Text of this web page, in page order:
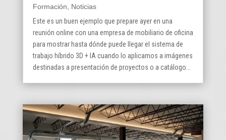
Formación, Noticias
Este es un buen ejemplo que prepare ayer en una
reunión online con una empresa de mobiliario de oficina
para mostrar hasta dónde puede llegar el sistema de
trabajo híbrido 3D + IA cuando lo aplicamos a imágenes
destinadas a presentación de proyectos o a catálogo...